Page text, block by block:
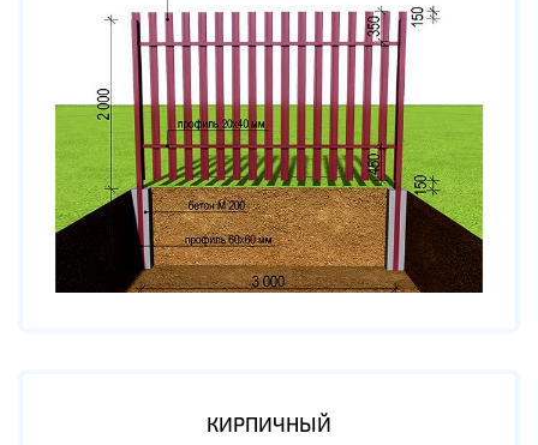
КИРПИЧНЫЙ